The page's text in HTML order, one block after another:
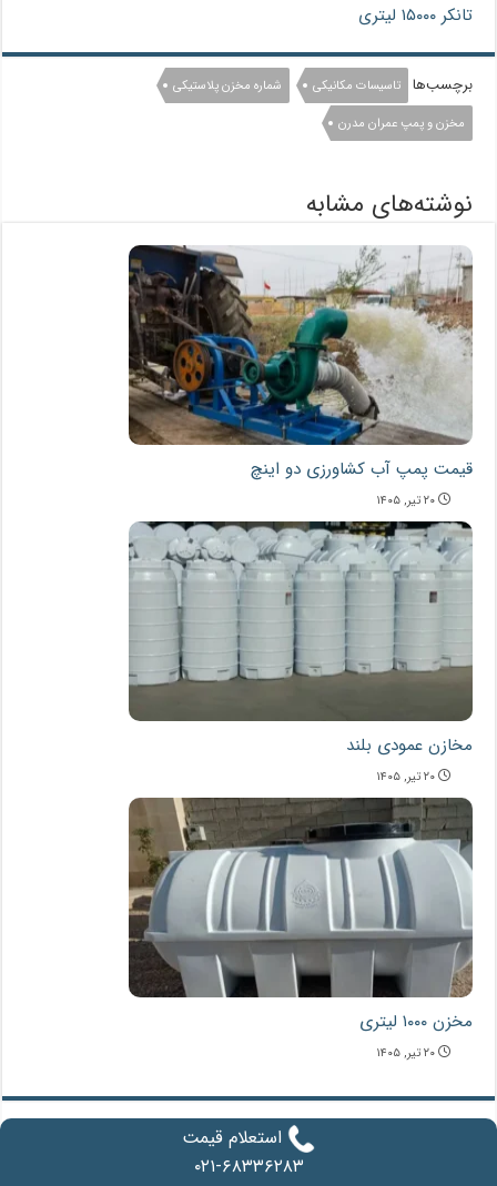
استعلام قیمت
۰۲۱-۶۸۳۳۶۲۸۳
تانکر ۱۵۰۰۰ لیتری
برچسب‌ها تاسیسات مکانیکی
شماره مخزن پلاستیکی
مخزن و پمپ عمران مدرن
نوشته‌های مشابه
قیمت پمپ آب کشاورزی دو اینچ
۲۰ تیر, ۱۴۰۵
مخازن عمودی بلند
۲۰ تیر, ۱۴۰۵
مخزن ۱۰۰۰ لیتری
۲۰ تیر, ۱۴۰۵
دیدگاهتان را بنویسید